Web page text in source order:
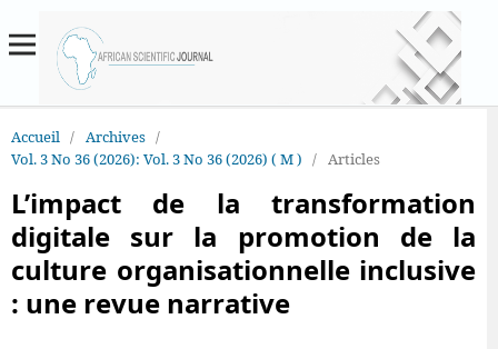
Accueil / Archives /
Vol. 3 No 36 (2026): Vol. 3 No 36 (2026) ( M ) / Articles
L’impact de la transformation
digitale sur la promotion de la
culture organisationnelle inclusive
: une revue narrative